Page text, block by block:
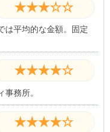
★★★☆☆
は平均的な金額。固定
★★★★☆
務所。
★★★★☆